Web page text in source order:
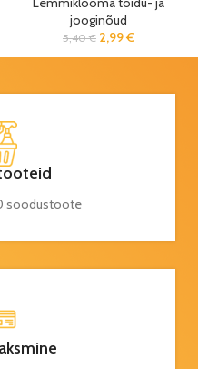
jooginõud
5,40€ 2,99€
soodustoote